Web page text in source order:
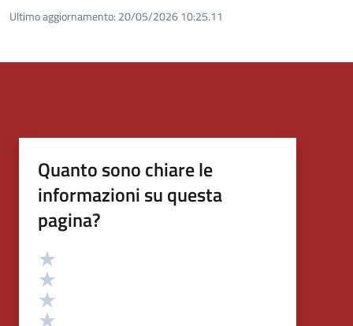
Ultimo aggiornamento: 20/05/2026 10:25.11
Quanto sono chiare le
informazioni su questa
pagina?
Valutazione